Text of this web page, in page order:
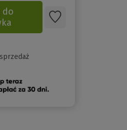
do